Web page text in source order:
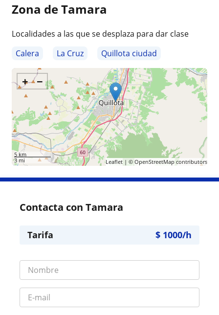
Zona de Tamara
Localidades a las que se desplaza para dar clase
Calera
La Cruz Quillota ciudad
+ −
5 km
3 mi
Leaflet| © OpenStreetMap contributors
Contacta con Tamara
Tarifa $ 1000/h